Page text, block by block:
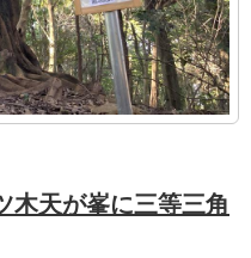
木天が峯に三等三角